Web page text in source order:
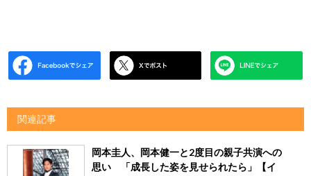
関連記事
岡本圭人、岡本健一と2度目の親子共演への
思い 「成長した姿を見せられたら」【イ